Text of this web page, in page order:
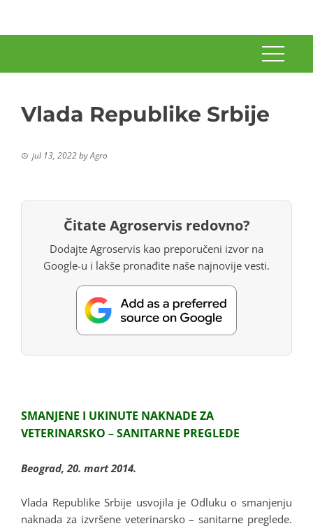
Vlada Republike Srbije
jul 13, 2022byAgro
Čitate Agroservis redovno?
Dodajte Agroservis kao preporučeni izvor na
Google-u i lakše pronađite naše najnovije vesti.
SMANJENE I UKINUTE NAKNADE ZA
VETERINARSKO – SANITARNE PREGLEDE
Beograd, 20. mart 2014.
Vlada Republike Srbije usvojila je Odluku o smanjenju
naknada za izvršene veterinarsko – sanitarne preglede.